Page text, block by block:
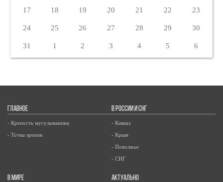
17 18 19 20 21 22 23
24 25 26 27 28 29 30
31 1 2 3 4 5 6
ГЛАВНОЕ
- Крепость мусульманина
- Точка зрения
В РОССИИ И СНГ
- Кавказ
- Крым
- Поволжье
- СНГ
В МИРЕ АКТУАЛЬНО